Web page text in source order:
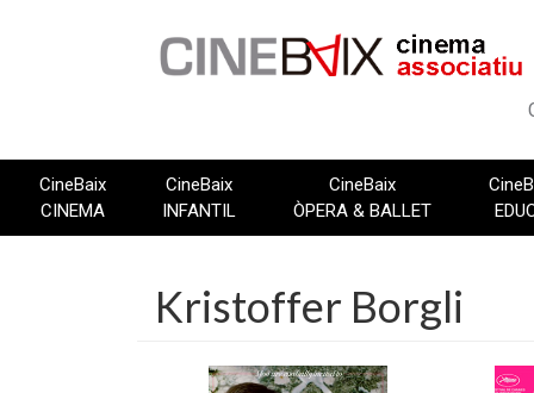
CineBaix
CINEMA
CineBaix
INFANTIL
CineBaix
ÒPERA & BALLET
Kristoffer Borgli